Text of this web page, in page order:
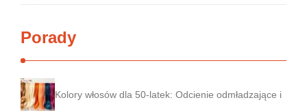
Porady
Kolory włosów dla 50-latek: Odcienie odmładzające i